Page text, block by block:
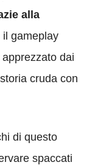
alla
il gameplay
dai
cruda con
di questo
spaccati